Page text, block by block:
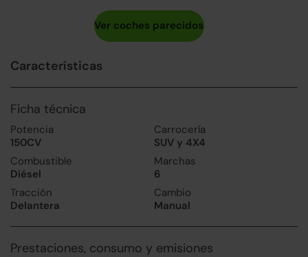
Características
Ficha técnica
Potencia
150CV
Carrocería
SUV y 4X4
Combustible
Diésel
Marchas
6
Tracción
Delantera
Cambio
Manual
Prestaciones, consumo y emisiones